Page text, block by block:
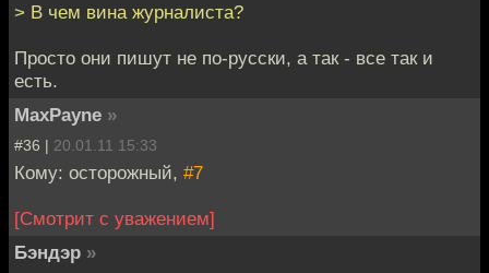
> В чем вина журналиста?
Просто они пишут не по-русски, а так - все так и
есть.
MaxPayne »
#36 | 20.01.11 15:33
Кому: осторожный, #7
[Смотрит с уважением]
Бэндэр »